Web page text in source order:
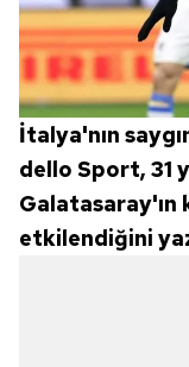
İtalya'nın
dello Sport, 31
Galatasaray'ın
etkilendiğini